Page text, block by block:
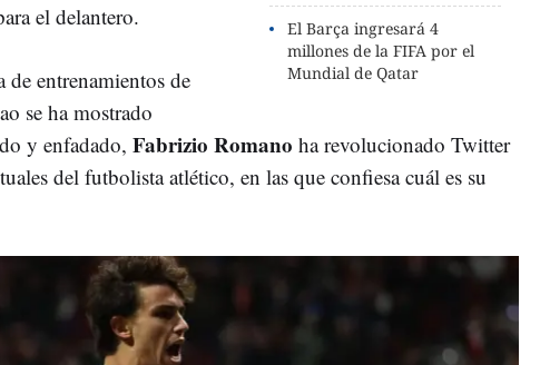
El Barça ingresará 4
millones de la FIFA por el
Mundial de Qatar
el delantero.
de entrenamientos de
se ha mostrado
y enfadado, Fabrizio Romano ha revolucionado Twitter
del futbolista atlético, en las que confiesa cuál es su